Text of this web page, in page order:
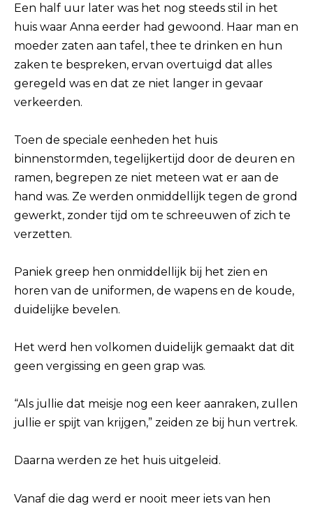
Een half uur later was het nog steeds stil in het
huis waar Anna eerder had gewoond. Haar man en
moeder zaten aan tafel, thee te drinken en hun
zaken te bespreken, ervan overtuigd dat alles
geregeld was en dat ze niet langer in gevaar
verkeerden.
Toen de speciale eenheden het huis
binnenstormden, tegelijkertijd door de deuren en
ramen, begrepen ze niet meteen wat er aan de
hand was. Ze werden onmiddellijk tegen de grond
gewerkt, zonder tijd om te schreeuwen of zich te
verzetten.
Paniek greep hen onmiddellijk bij het zien en
horen van de uniformen, de wapens en de koude,
duidelijke bevelen.
Het werd hen volkomen duidelijk gemaakt dat dit
geen vergissing en geen grap was.
“Als jullie dat meisje nog een keer aanraken, zullen
jullie er spijt van krijgen,” zeiden ze bij hun vertrek.
Daarna werden ze het huis uitgeleid.
Vanaf die dag werd er nooit meer iets van hen